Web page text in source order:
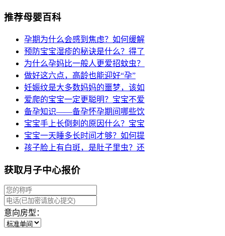
推荐母婴百科
孕期为什么会感到焦虑？如何缓解
预防宝宝湿疹的秘诀是什么？得了
为什么孕妈比一般人更爱招蚊虫？
做好这六点，高龄也能迎好“孕”
妊娠纹是大多数妈妈的噩梦，该如
爱爬的宝宝一定更聪明？宝宝不爱
备孕知识——备孕怀孕期间哪些饮
宝宝手上长倒刺的原因什么？宝宝
宝宝一天睡多长时间才够？如何提
孩子脸上有白斑，是肚子里虫？还
获取月子中心报价
意向房型：